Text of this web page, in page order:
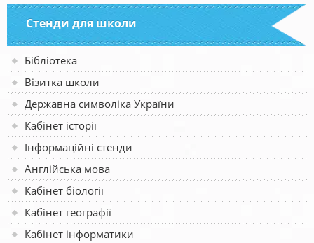
Стенди для школи
Бібліотека
Візитка школи
Державна символіка України
Кабінет історії
Інформаційні стенди
Англійська мова
Кабінет біології
Кабінет географії
Кабінет інформатики